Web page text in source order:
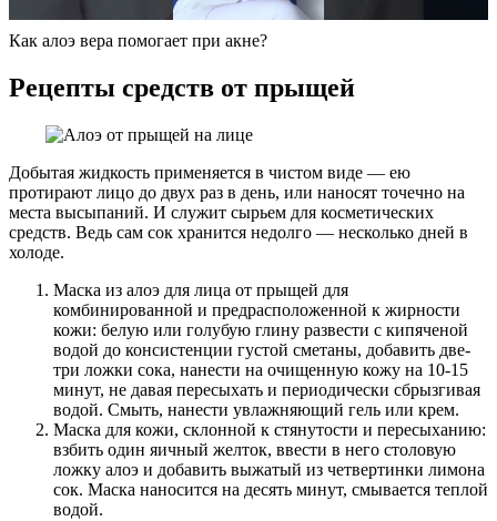
Как алоэ вера помогает при акне?
Рецепты средств от прыщей
Добытая жидкость применяется в чистом виде — ею
протирают лицо до двух раз в день, или наносят точечно на
места высыпаний. И служит сырьем для косметических
средств. Ведь сам сок хранится недолго — несколько дней в
холоде.
Маска из алоэ для лица от прыщей для
комбинированной и предрасположенной к жирности
кожи: белую или голубую глину развести с кипяченой
водой до консистенции густой сметаны, добавить две-
три ложки сока, нанести на очищенную кожу на 10-15
минут, не давая пересыхать и периодически сбрызгивая
водой. Смыть, нанести увлажняющий гель или крем.
Маска для кожи, склонной к стянутости и пересыханию:
взбить один яичный желток, ввести в него столовую
ложку алоэ и добавить выжатый из четвертинки лимона
сок. Маска наносится на десять минут, смывается теплой
водой.